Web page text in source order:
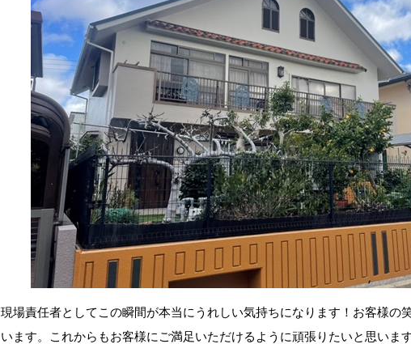
現場責任者としてこの瞬間が本当にうれしい気持ちになります！お客様の
います。これからもお客様にご満足いただけるように頑張りたいと思いま